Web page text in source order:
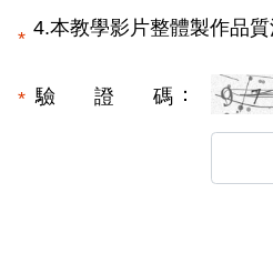
4.本教學影片整體製作品
驗證碼